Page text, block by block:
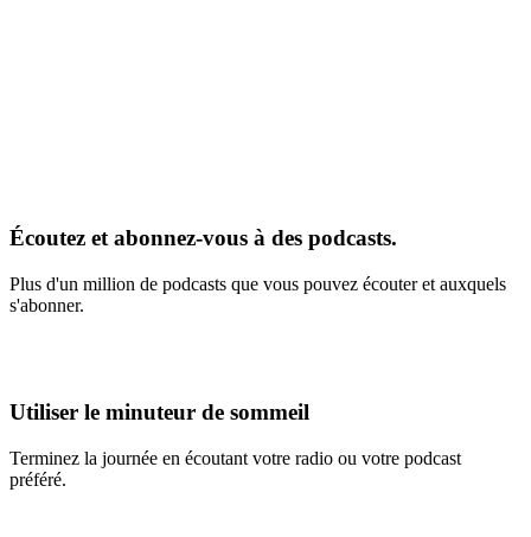
Écoutez et abonnez-vous à des podcasts.
Plus d'un million de podcasts que vous pouvez écouter et auxquels
s'abonner.
Utiliser le minuteur de sommeil
Terminez la journée en écoutant votre radio ou votre podcast
préféré.